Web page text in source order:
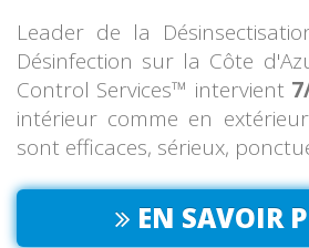
Leader de la
Désinfection sur la Côte
Control Services™ intervient
intérieur comme en
sont efficaces, sérieux,
EN SAVOIR